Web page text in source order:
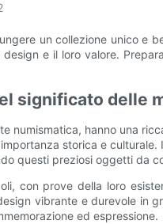
un collezione unico e
e il loro valore.
significato delle
numismatica, hanno una
storica e
questi preziosi oggetti da
con prove della loro
vibrante e durevole in
ed espressione.